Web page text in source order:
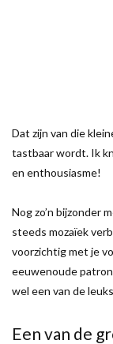
Dat zijn van die
tastbaar wordt. Ik
en enthousiasme!
Nog zo’n bijzonder
steeds mozaïek
voorzichtig met je
eeuwenoude
wel een van de
Een van de